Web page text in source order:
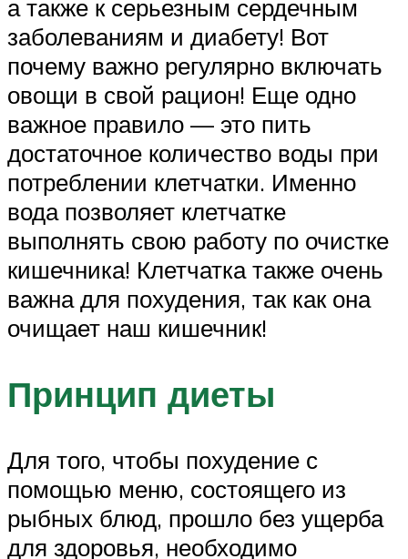
а также к серьезным сердечным
заболеваниям и диабету! Вот
почему важно регулярно включать
овощи в свой рацион! Еще одно
важное правило — это пить
достаточное количество воды при
потреблении клетчатки. Именно
вода позволяет клетчатке
выполнять свою работу по очистке
кишечника! Клетчатка также очень
важна для похудения, так как она
очищает наш кишечник!
Принцип диеты
Для того, чтобы похудение с
помощью меню, состоящего из
рыбных блюд, прошло без ущерба
для здоровья, необходимо